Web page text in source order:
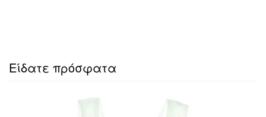
Είδατε πρόσφατα